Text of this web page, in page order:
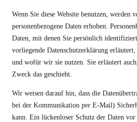
Wenn Sie diese Website benutzen, werden
personenbezogene Daten erhoben.
Daten, mit denen Sie persönlich
vorliegende Datenschutzerklärung
und wofür wir sie nutzen. Sie erläutert
Zweck das geschieht.
Wir weisen darauf hin, dass die
bei der Kommunikation per E-Mail)
kann. Ein lückenloser Schutz der Daten